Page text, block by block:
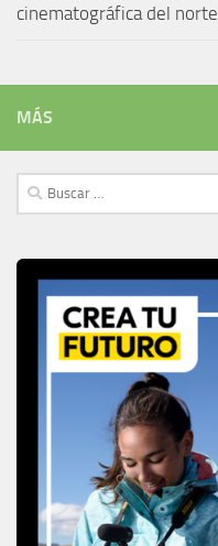
cinematográfica del norte
MÁS
Buscar: